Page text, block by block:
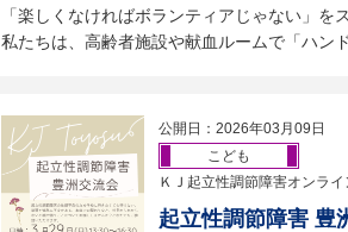
「楽しくなければボランティアじゃない」を
私たちは、高齢者施設や献血ルームで「ハンド
公開日：2026年03月09日
こども
ＫＪ起立性調節障害オンラ
起立性調節障害 豊